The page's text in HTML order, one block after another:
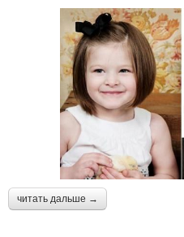
читать дальше →